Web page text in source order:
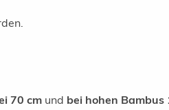
70 cm und bei hohen Bambus